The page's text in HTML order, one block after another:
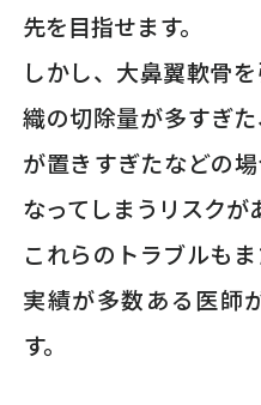
先を目指せます。
しかし、大鼻翼軟骨
織の切除量が多すぎ
が置きすぎたなどの
なってしまうリスクが
これらのトラブルも
実績が多数ある医師
す。